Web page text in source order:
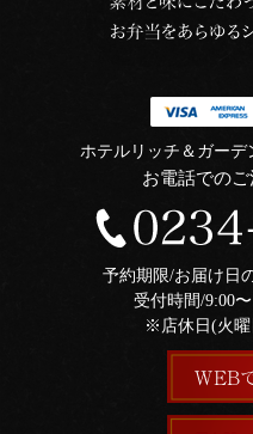
ホテルリッチ＆ガーデ
お電話での
予約期限/お届け日
受付時間/9:00
※店休日(火曜